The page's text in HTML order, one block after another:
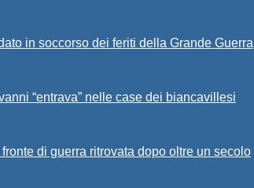
in soccorso dei feriti della Grande Guerra
“entrava” nelle case dei biancavillesi
di guerra ritrovata dopo oltre un secolo